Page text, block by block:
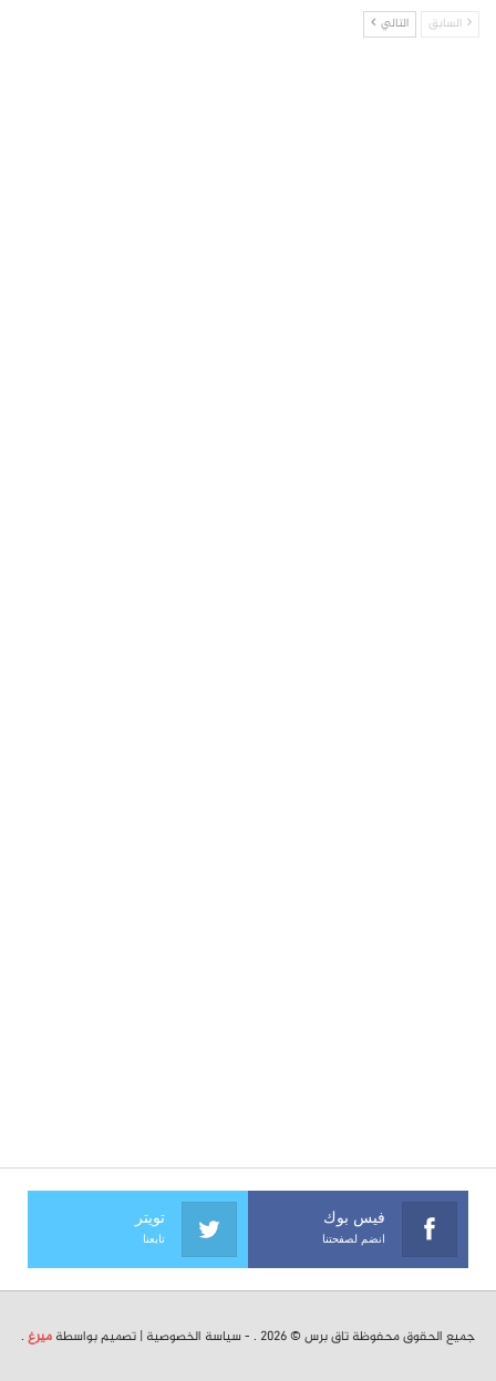
السابق التالي
فيس بوك
انضم لصفحتنا
تويتر
تابعنا
جميع الحقوق محفوظة تاق برس © 2026 . - سياسة الخصوصية | تصميم بواسطة ميرغ .